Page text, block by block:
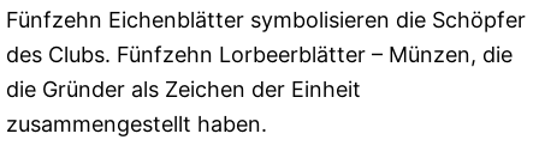
Fünfzehn Eichenblätter symbolisieren die Schöpfer
des Clubs. Fünfzehn Lorbeerblätter – Münzen, die
die Gründer als Zeichen der Einheit
zusammengestellt haben.